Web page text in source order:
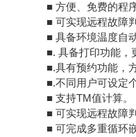
■ 方便、免费的程
■ 可实现远程故障
■ 具备环境温度自
■. 具备打印功能，
■.具有预约功能，
■.不同用户可设定
■ 支持TM值计算。
■ 可实现远程故障
■ 可完成多重循环